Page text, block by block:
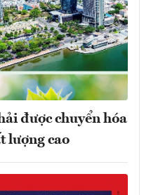
được chuyển hóa
lượng cao